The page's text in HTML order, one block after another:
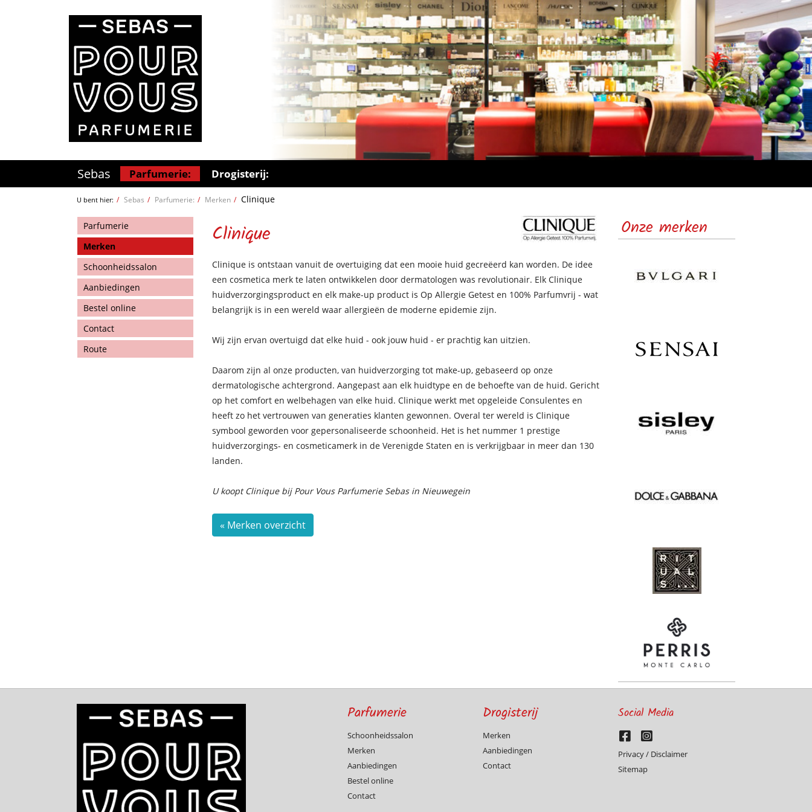
Sebas Parfumerie: Drogisterij:
U bent hier: Sebas Parfumerie: Merken Clinique
Parfumerie
Merken
Schoonheidssalon
Aanbiedingen
Bestel online
Contact
Route
Clinique
Clinique is ontstaan vanuit de overtuiging dat een mooie huid gecreëerd kan worden. De idee
een cosmetica merk te laten ontwikkelen door dermatologen was revolutionair. Elk Clinique
huidverzorgingsproduct en elk make-up product is Op Allergie Getest en 100% Parfumvrij - wat
belangrijk is in een wereld waar allergieën de moderne epidemie zijn.
Wij zijn ervan overtuigd dat elke huid - ook jouw huid - er prachtig kan uitzien.
Daarom zijn al onze producten, van huidverzorging tot make-up, gebaseerd op onze
dermatologische achtergrond. Aangepast aan elk huidtype en de behoefte van de huid. Gericht
op het comfort en welbehagen van elke huid. Clinique werkt met opgeleide Consulentes en
heeft zo het vertrouwen van generaties klanten gewonnen. Overal ter wereld is Clinique
symbool geworden voor gepersonaliseerde schoonheid. Het is het nummer 1 prestige
huidverzorgings- en cosmeticamerk in de Verenigde Staten en is verkrijgbaar in meer dan 130
landen.
U koopt Clinique bij Pour Vous Parfumerie Sebas in Nieuwegein
« Merken overzicht
Onze merken
Prada
Parfumerie
Schoonheidssalon
Merken
Aanbiedingen
Bestel online
Contact
Drogisterij
Merken
Aanbiedingen
Contact
Social Media
Privacy / Disclaimer
Sitemap